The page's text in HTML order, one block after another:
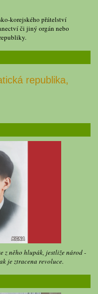
korejského přátelství
či jiný orgán nebo
republika,
z něho hlupák, jestliže národ -
je ztracena revoluce.